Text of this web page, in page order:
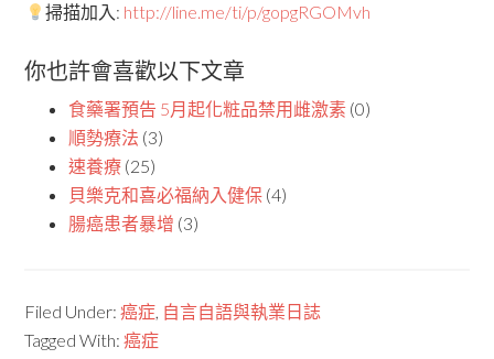
掃描加入: http://line.me/ti/p/gopgRGOMvh
你也許會喜歡以下文章
食藥署預告 5月起化粧品禁用雌激素 (0)
順勢療法 (3)
速養療 (25)
貝樂克和喜必福納入健保 (4)
腸癌患者暴增 (3)
Filed Under:癌症, 自言自語與執業日誌
Tagged With:癌症